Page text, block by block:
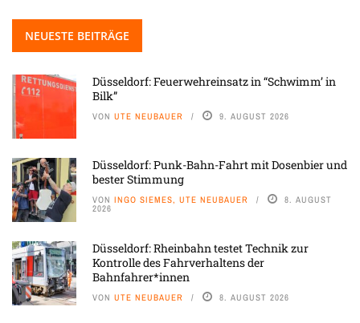
NEUESTE BEITRÄGE
Düsseldorf: Feuerwehreinsatz in “Schwimm’ in
Bilk”
VON UTE NEUBAUER 9. AUGUST 2026
Düsseldorf: Punk-Bahn-Fahrt mit Dosenbier und
bester Stimmung
VON INGO SIEMES, UTE NEUBAUER 8. AUGUST
2026
Düsseldorf: Rheinbahn testet Technik zur
Kontrolle des Fahrverhaltens der
Bahnfahrer*innen
VON UTE NEUBAUER 8. AUGUST 2026